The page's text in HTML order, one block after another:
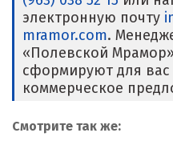
электронную почту
mramor.com.
«Полевской
сформируют для
коммерческое
Смотрите так же: